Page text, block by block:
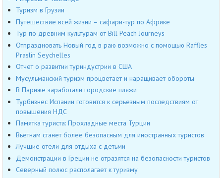
Туризм в Грузии
Путешествие всей жизни – сафари-тур по Африке
Тур по древним культурам от Bill Peach Journeys
Отпраздновать Новый год в раю возможно с помощью Raffles
Praslin Seychelles
Отчет о развитии туриндустрии в США
Мусульманский туризм процветает и наращивает обороты
В Париже заработали городские пляжи
Турбизнес Испании готовится к серьезным последствиям от
повышения НДС
Памятка туриста: Прохладные места Турции
Вьетнам станет более безопасным для иностранных туристов
Лучшие отели для отдыха с детьми
Демонстрации в Греции не отразятся на безопасности туристов
Северный полюс располагает к туризму